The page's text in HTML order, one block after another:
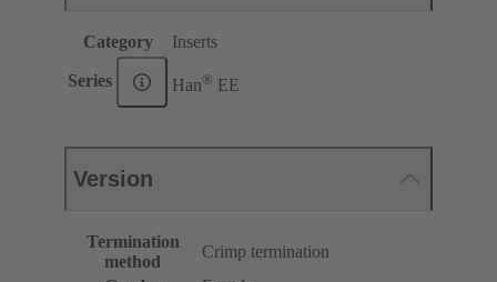
Category Inserts
Series Han® EE
Version
Termination
method
Crimp termination